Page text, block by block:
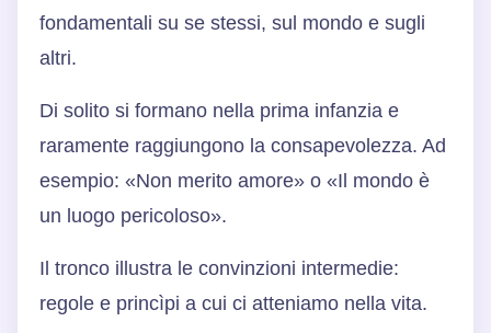
fondamentali su se stessi, sul mondo e sugli
altri.
Di solito si formano nella prima infanzia e
raramente raggiungono la consapevolezza. Ad
esempio: «Non merito amore» o «Il mondo è
un luogo pericoloso».
Il tronco illustra le convinzioni intermedie:
regole e princìpi a cui ci atteniamo nella vita.